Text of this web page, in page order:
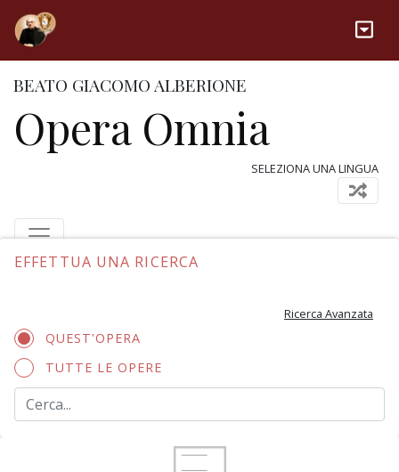
BEATO GIACOMO ALBERIONE
Opera Omnia
SELEZIONA UNA LINGUA
EFFETTUA UNA RICERCA
Ricerca Avanzata
QUEST'OPERA
TUTTE LE OPERE